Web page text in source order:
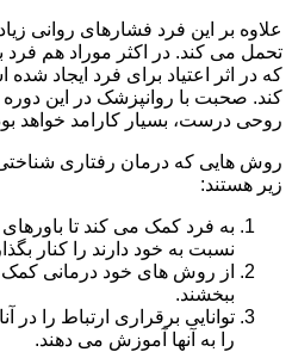
علاوه بر این فرد فشارهای روانی
تحمل می کند. در اکثر موراد هم
که در اثر اعتیاد برای فرد ایجاد
کند. صحبت با روانپزشک در این
روحی درست، بسیار کارامد خواهد
روش هایی که درمان رفتاری
زیر هستند:
به فرد کمک می کند تا
نسبت به خود دارند را کنار
از روش های خود درمانی کمک
ببخشند.
توانایی برقراری ارتباط را
را به آنها آموزش می دهند.